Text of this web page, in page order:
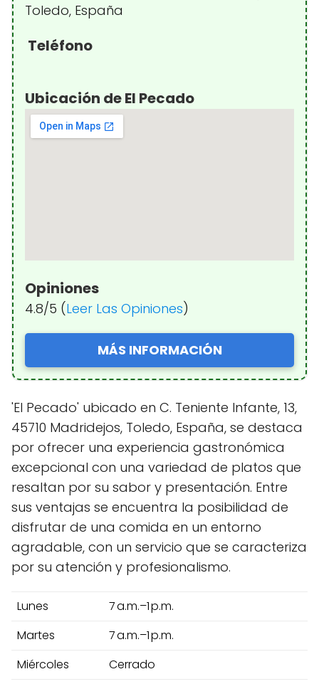
Toledo, España
Teléfono
Ubicación de El Pecado
Opiniones
4.8/5 (Leer Las Opiniones)
MÁS INFORMACIÓN
'El Pecado' ubicado en C. Teniente Infante, 13,
45710 Madridejos, Toledo, España, se destaca
por ofrecer una experiencia gastronómica
excepcional con una variedad de platos que
resaltan por su sabor y presentación. Entre
sus ventajas se encuentra la posibilidad de
disfrutar de una comida en un entorno
agradable, con un servicio que se caracteriza
por su atención y profesionalismo.
Lunes
7 a.m.–1 p.m.
Martes
7 a.m.–1 p.m.
Miércoles
Cerrado